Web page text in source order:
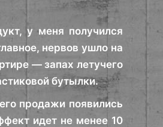
у меня получился
нервов ушло на
— запах летучего
бутылки.
продажи появились
идет не менее 10